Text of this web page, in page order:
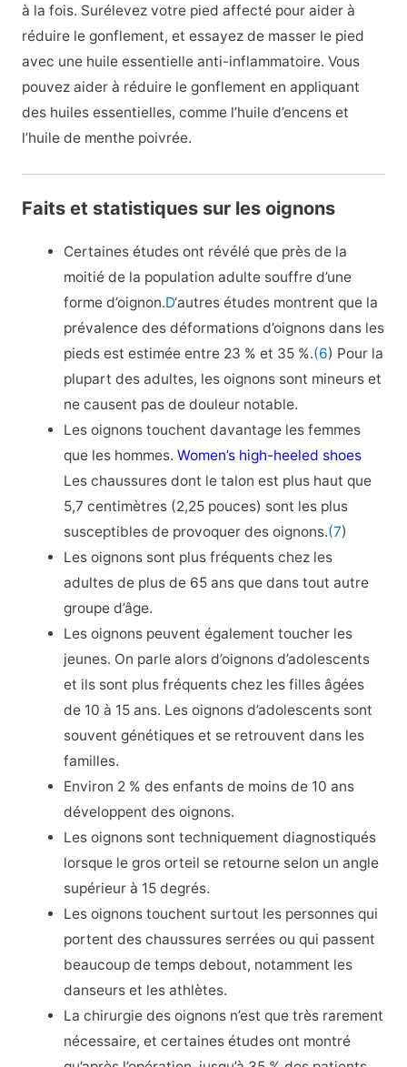
à la fois. Surélevez votre pied affecté pour aider à
réduire le gonflement, et essayez de masser le pied
avec une huile essentielle anti-inflammatoire. Vous
pouvez aider à réduire le gonflement en appliquant
des huiles essentielles, comme l’huile d’encens et
l’huile de menthe poivrée.
Faits et statistiques sur les oignons
Certaines études ont révélé que près de la
moitié de la population adulte souffre d’une
forme d’oignon.D‘autres études montrent que la
prévalence des déformations d’oignons dans les
pieds est estimée entre 23 % et 35 %.(6) Pour la
plupart des adultes, les oignons sont mineurs et
ne causent pas de douleur notable.
Les oignons touchent davantage les femmes
que les hommes.Women’s high-heeled shoes
Les chaussures dont le talon est plus haut que
5,7 centimètres (2,25 pouces) sont les plus
susceptibles de provoquer des oignons.(7)
Les oignons sont plus fréquents chez les
adultes de plus de 65 ans que dans tout autre
groupe d’âge.
Les oignons peuvent également toucher les
jeunes. On parle alors d’oignons d’adolescents
et ils sont plus fréquents chez les filles âgées
de 10 à 15 ans. Les oignons d’adolescents sont
souvent génétiques et se retrouvent dans les
familles.
Environ 2 % des enfants de moins de 10 ans
développent des oignons.
Les oignons sont techniquement diagnostiqués
lorsque le gros orteil se retourne selon un angle
supérieur à 15 degrés.
Les oignons touchent surtout les personnes qui
portent des chaussures serrées ou qui passent
beaucoup de temps debout, notamment les
danseurs et les athlètes.
La chirurgie des oignons n’est que très rarement
nécessaire, et certaines études ont montré